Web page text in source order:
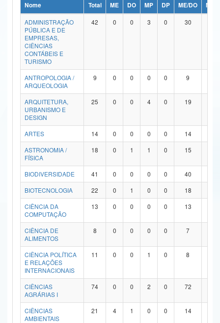
Ministério da Ciência, Tecnologia, Inovações e Comunicações
Ministério do Meio Ambiente
Ministério do Turismo
Ministério do Desenvolvimento Regional
Controladoria-Geral da União
Ministério da Mulher, da Família e dos Direitos Humanos
Secretaria de Governo
Advocacia-Geral da União
Banco Central do Brasil
Nome Total ME DO MP DP ME/DO
MP/
ADMINISTRAÇÃO
PÚBLICA E DE
EMPRESAS,
CIÊNCIAS
CONTÁBEIS E
TURISMO
42 0 0 3 0 30
ANTROPOLOGIA /
ARQUEOLOGIA
9 0 0 0 0 9
ARQUITETURA,
URBANISMO E
DESIGN
25 0 0 4 0 19
ARTES 14 0 0 0 0 14
ASTRONOMIA /
FÍSICA
18 0 1 1 0 15
BIODIVERSIDADE 41 0 0 0 0 40
BIOTECNOLOGIA
22 0 1 0 0 18
CIÊNCIA DA
COMPUTAÇÃO
13 0 0 0 0 13
CIÊNCIA DE
ALIMENTOS
8 0 0 0 0 7
CIÊNCIA POLÍTICA
E RELAÇÕES
INTERNACIONAIS
11 0 0 1 0 8
CIÊNCIAS
AGRÁRIAS I
74 0 0 2 0 72
CIÊNCIAS
AMBIENTAIS
21 4 1 0 0 14